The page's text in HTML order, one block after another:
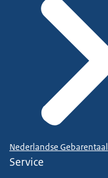
Nederlandse Gebarentaal
Service